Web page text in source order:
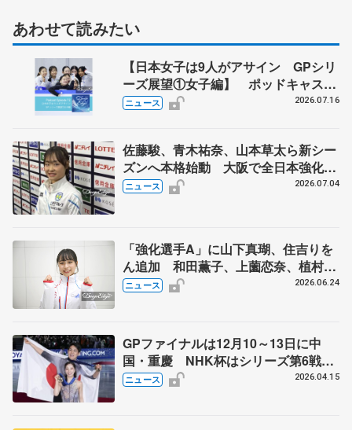
あわせて読みたい
【日本女子は9人がアサイン GPシリ
ーズ展望①女子編】 ポッドキャスト
#72を配信
ニュース 2026.07.16
佐藤駿、青木祐奈、山本草太ら新シー
ズンへ本格始動 大阪で全日本強化合
宿 シニアデビューの島田麻央らも
ニュース 2026.07.04
「強化選手A」に山下真瑚、住吉りを
ん追加 和田薫子、上薗恋奈、植村駿
は「強化選手B」
ニュース 2026.06.24
GPファイナルは12月10～13日に中
国・重慶 NHK杯はシリーズ第6戦、
11月27～29日に東京 2026～27年シ
ニュース 2026.04.15